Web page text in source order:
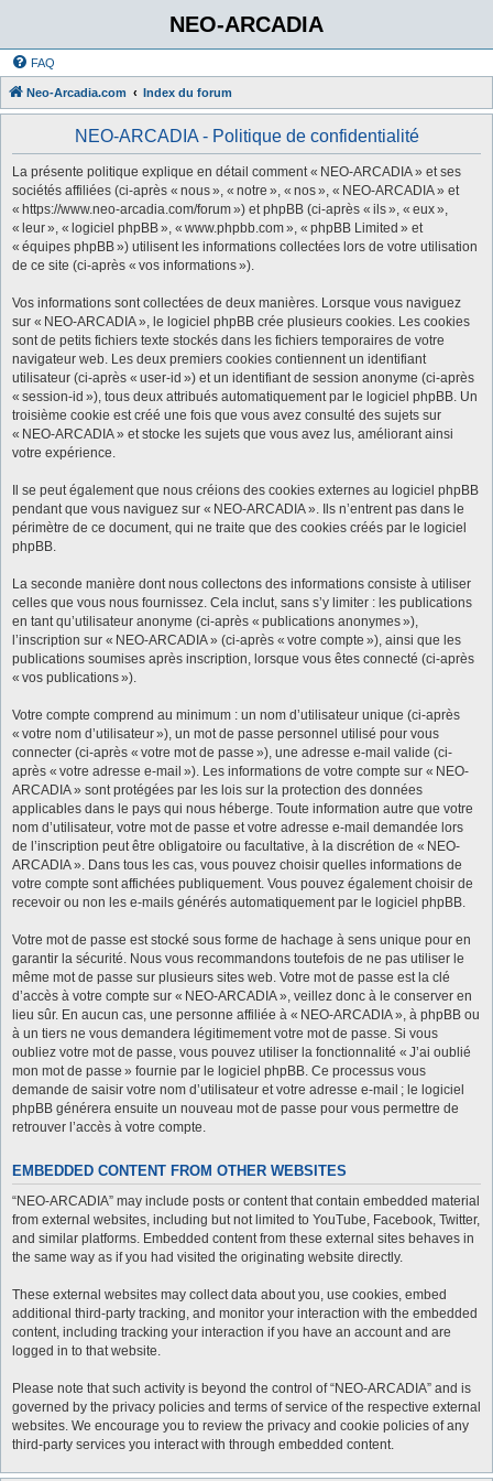
NEO-ARCADIA
FAQ
Neo-Arcadia.com Index du forum
NEO-ARCADIA - Politique de confidentialité
La présente politique explique en détail comment « NEO-ARCADIA » et ses
sociétés affiliées (ci-après « nous », « notre », « nos », « NEO-ARCADIA » et
« https://www.neo-arcadia.com/forum ») et phpBB (ci-après « ils », « eux »,
« leur », « logiciel phpBB », « www.phpbb.com », « phpBB Limited » et
« équipes phpBB ») utilisent les informations collectées lors de votre utilisation
de ce site (ci-après « vos informations »).
Vos informations sont collectées de deux manières. Lorsque vous naviguez
sur « NEO-ARCADIA », le logiciel phpBB crée plusieurs cookies. Les cookies
sont de petits fichiers texte stockés dans les fichiers temporaires de votre
navigateur web. Les deux premiers cookies contiennent un identifiant
utilisateur (ci-après « user-id ») et un identifiant de session anonyme (ci-après
« session-id »), tous deux attribués automatiquement par le logiciel phpBB. Un
troisième cookie est créé une fois que vous avez consulté des sujets sur
« NEO-ARCADIA » et stocke les sujets que vous avez lus, améliorant ainsi
votre expérience.
Il se peut également que nous créions des cookies externes au logiciel phpBB
pendant que vous naviguez sur « NEO-ARCADIA ». Ils n’entrent pas dans le
périmètre de ce document, qui ne traite que des cookies créés par le logiciel
phpBB.
La seconde manière dont nous collectons des informations consiste à utiliser
celles que vous nous fournissez. Cela inclut, sans s’y limiter : les publications
en tant qu’utilisateur anonyme (ci-après « publications anonymes »),
l’inscription sur « NEO-ARCADIA » (ci-après « votre compte »), ainsi que les
publications soumises après inscription, lorsque vous êtes connecté (ci-après
« vos publications »).
Votre compte comprend au minimum : un nom d’utilisateur unique (ci-après
« votre nom d’utilisateur »), un mot de passe personnel utilisé pour vous
connecter (ci-après « votre mot de passe »), une adresse e-mail valide (ci-
après « votre adresse e-mail »). Les informations de votre compte sur « NEO-
ARCADIA » sont protégées par les lois sur la protection des données
applicables dans le pays qui nous héberge. Toute information autre que votre
nom d’utilisateur, votre mot de passe et votre adresse e-mail demandée lors
de l’inscription peut être obligatoire ou facultative, à la discrétion de « NEO-
ARCADIA ». Dans tous les cas, vous pouvez choisir quelles informations de
votre compte sont affichées publiquement. Vous pouvez également choisir de
recevoir ou non les e-mails générés automatiquement par le logiciel phpBB.
Votre mot de passe est stocké sous forme de hachage à sens unique pour en
garantir la sécurité. Nous vous recommandons toutefois de ne pas utiliser le
même mot de passe sur plusieurs sites web. Votre mot de passe est la clé
d’accès à votre compte sur « NEO-ARCADIA », veillez donc à le conserver en
lieu sûr. En aucun cas, une personne affiliée à « NEO-ARCADIA », à phpBB ou
à un tiers ne vous demandera légitimement votre mot de passe. Si vous
oubliez votre mot de passe, vous pouvez utiliser la fonctionnalité « J’ai oublié
mon mot de passe » fournie par le logiciel phpBB. Ce processus vous
demande de saisir votre nom d’utilisateur et votre adresse e-mail ; le logiciel
phpBB générera ensuite un nouveau mot de passe pour vous permettre de
retrouver l’accès à votre compte.
EMBEDDED CONTENT FROM OTHER WEBSITES
“NEO-ARCADIA” may include posts or content that contain embedded material
from external websites, including but not limited to YouTube, Facebook, Twitter,
and similar platforms. Embedded content from these external sites behaves in
the same way as if you had visited the originating website directly.
These external websites may collect data about you, use cookies, embed
additional third-party tracking, and monitor your interaction with the embedded
content, including tracking your interaction if you have an account and are
logged in to that website.
Please note that such activity is beyond the control of “NEO-ARCADIA” and is
governed by the privacy policies and terms of service of the respective external
websites. We encourage you to review the privacy and cookie policies of any
third-party services you interact with through embedded content.